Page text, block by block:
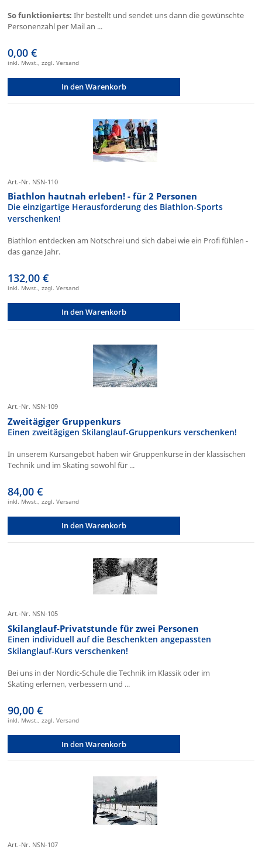
So funktionierts: Ihr bestellt und sendet uns dann die gewünschte
Personenzahl per Mail an ...
0,00 €
inkl. Mwst., zzgl. Versand
In den Warenkorb
Art.-Nr. NSN-110
Biathlon hautnah erleben! - für 2 Personen
Die einzigartige Herausforderung des Biathlon-Sports
verschenken!
Biathlon entdecken am Notschrei und sich dabei wie ein Profi fühlen -
das ganze Jahr.
132,00 €
inkl. Mwst., zzgl. Versand
In den Warenkorb
Art.-Nr. NSN-109
Zweitägiger Gruppenkurs
Einen zweitägigen Skilanglauf-Gruppenkurs verschenken!
In unserem Kursangebot haben wir Gruppenkurse in der klassischen
Technik und im Skating sowohl für ...
84,00 €
inkl. Mwst., zzgl. Versand
In den Warenkorb
Art.-Nr. NSN-105
Skilanglauf-Privatstunde für zwei Personen
Einen individuell auf die Beschenkten angepassten
Skilanglauf-Kurs verschenken!
Bei uns in der Nordic-Schule die Technik im Klassik oder im
Skating erlernen, verbessern und ...
90,00 €
inkl. Mwst., zzgl. Versand
In den Warenkorb
Art.-Nr. NSN-107